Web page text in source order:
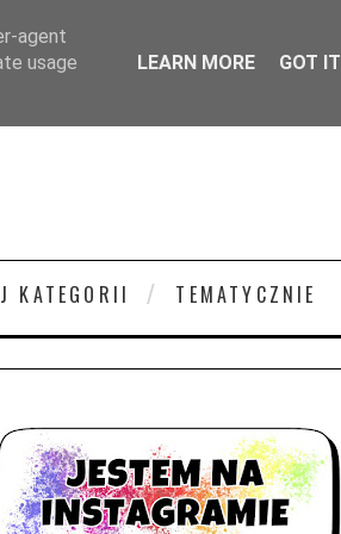
KATEGORII TEMATYCZNIE
agent
usage
LEARN MORE GOT IT